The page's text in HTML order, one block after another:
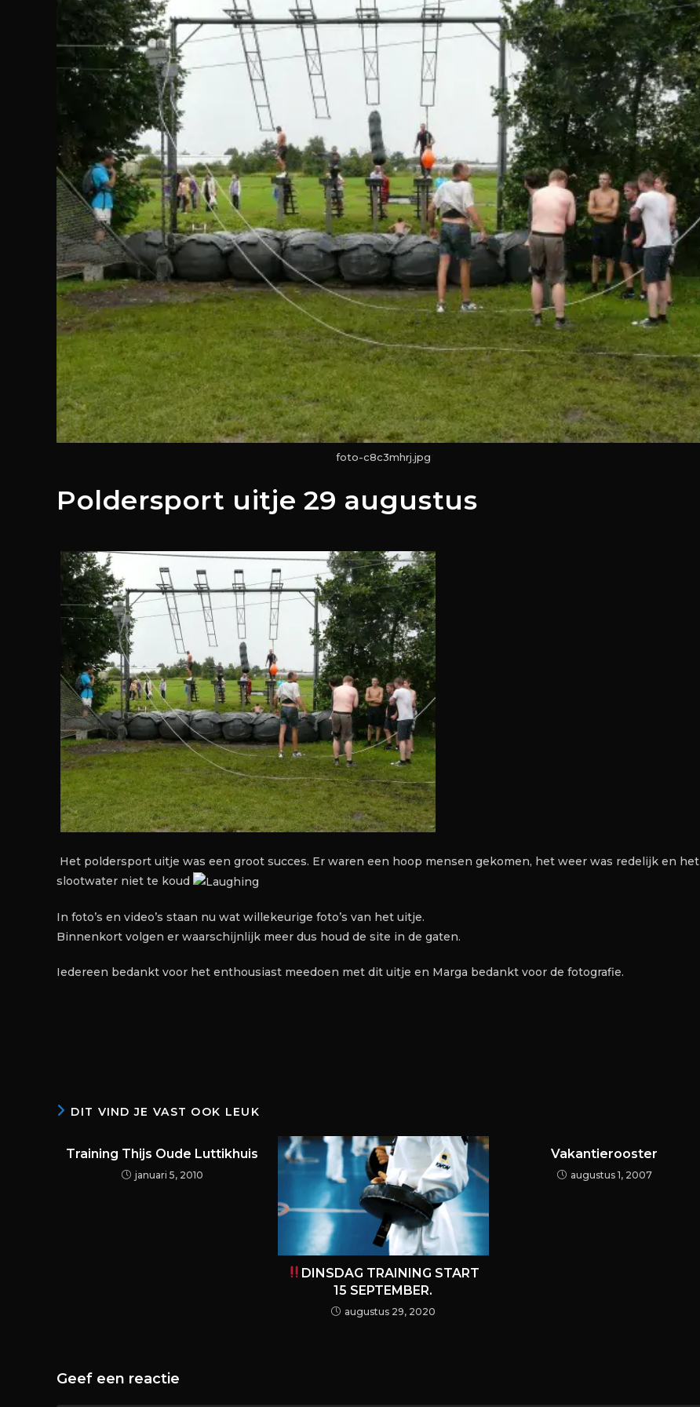
foto-c8c3mhrj.jpg
Poldersport uitje 29 augustus
Het poldersport uitje was een groot succes. Er waren een hoop mensen gekomen, het weer was redelijk en het
slootwater niet te koud
In foto’s en video’s staan nu wat willekeurige foto’s van het uitje.
Binnenkort volgen er waarschijnlijk meer dus houd de site in de gaten.
Iedereen bedankt voor het enthousiast meedoen met dit uitje en Marga bedankt voor de fotografie.
DIT VIND JE VAST OOK LEUK
Training Thijs Oude Luttikhuis
januari 5, 2010
DINSDAG TRAINING START
15 SEPTEMBER.
augustus 29, 2020
Vakantierooster
augustus 1, 2007
Geef een reactie